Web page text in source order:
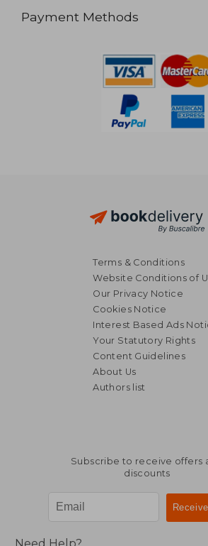
Payment Methods
Terms & Conditions
Website Conditions of
Our Privacy Notice
Cookies Notice
Interest Based Ads
Your Statutory Rights
Content Guidelines
About Us
Authors list
Subscribe to receive offers
discounts